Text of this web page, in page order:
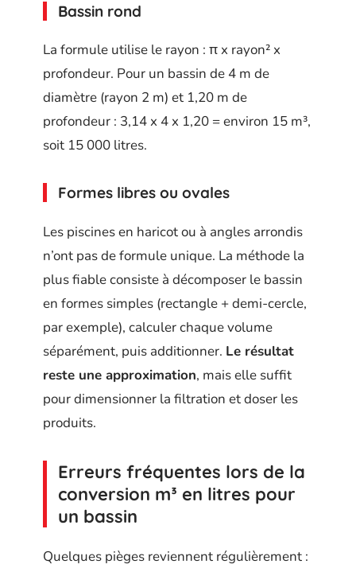
Bassin rond
La formule utilise le rayon : π x rayon² x
profondeur. Pour un bassin de 4 m de
diamètre (rayon 2 m) et 1,20 m de
profondeur : 3,14 x 4 x 1,20 = environ 15 m³,
soit 15 000 litres.
Formes libres ou ovales
Les piscines en haricot ou à angles arrondis
n’ont pas de formule unique. La méthode la
plus fiable consiste à décomposer le bassin
en formes simples (rectangle + demi-cercle,
par exemple), calculer chaque volume
séparément, puis additionner. Le résultat
reste une approximation, mais elle suffit
pour dimensionner la filtration et doser les
produits.
Erreurs fréquentes lors de la
conversion m³ en litres pour
un bassin
Quelques pièges reviennent régulièrement :